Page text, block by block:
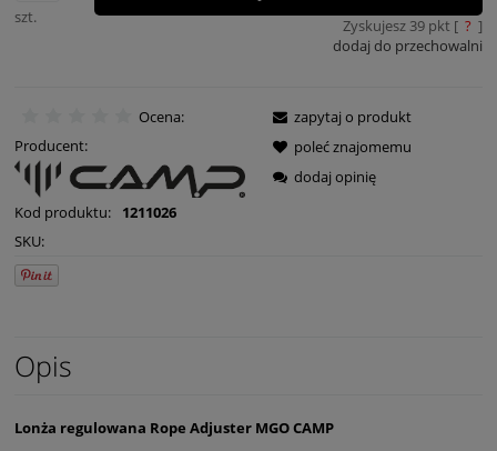
szt. Zyskujesz 39pkt [ ? ]
dodaj do przechowalni
Ocena:
Producent:
Kod produktu:
1211026
SKU:
zapytaj o produkt
poleć znajomemu
dodaj opinię
Opis
Lonża regulowana Rope Adjuster MGO CAMP